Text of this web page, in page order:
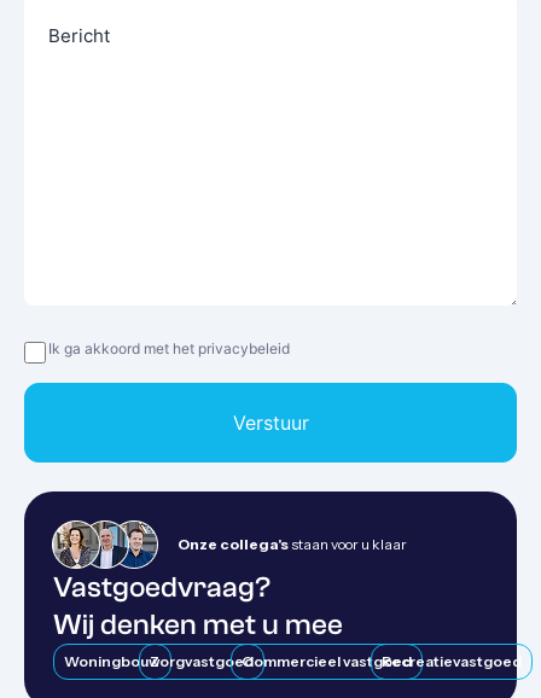
Onze collega's staan voor u klaar
Vastgoedvraag?
Wij denken met u mee
WoningbouwZorgvastgoedCommercieel vastgoedRecreatievastgoed
Privacy(Vereist)
Ik ga akkoord met het privacybeleid
Verstuur